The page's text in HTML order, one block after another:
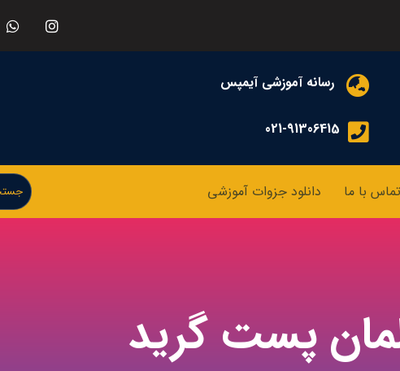
رسانه آموزشی آیمپس
021-91306415
تماس با ما دانلود جزوات آموزشی
پست گرید